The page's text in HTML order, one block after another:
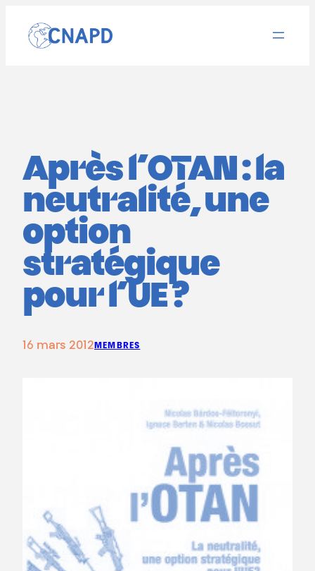
contenu
Après l’OTAN : la
neutralité, une
option
stratégique
pour l’UE ?
16 mars 2012 MEMBRES